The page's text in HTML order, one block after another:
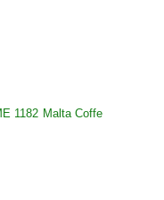
1182 Malta Coffe